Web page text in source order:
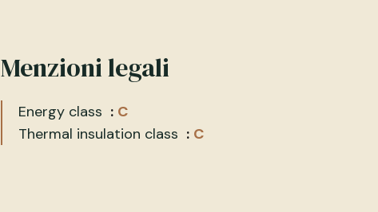
Menzioni legali
Energy class
C
Thermal insulation class
C